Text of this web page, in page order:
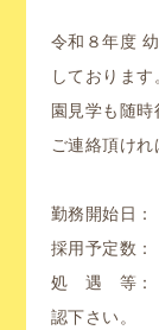
令和８年度
しております
園見学も随
ご連絡頂けれ
勤務開始日
採用予定数
処 遇 等：
認下さい。